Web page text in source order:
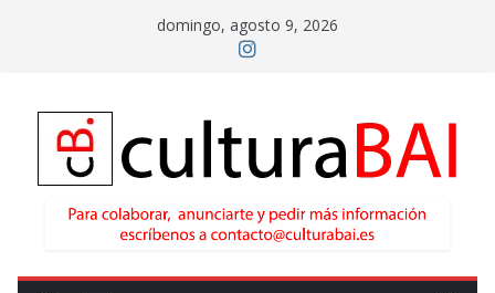
domingo, agosto 9, 2026